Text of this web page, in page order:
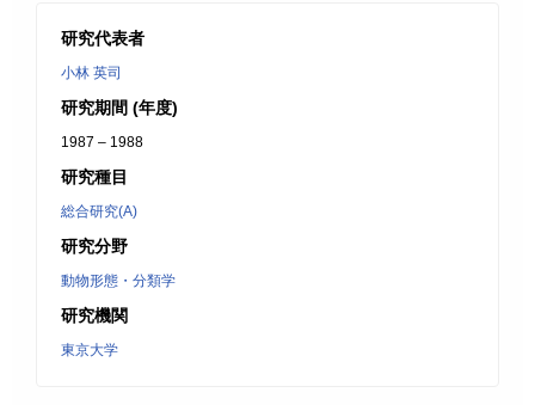
研究代表者
小林 英司
研究期間 (年度)
1987 – 1988
研究種目
総合研究(A)
研究分野
動物形態・分類学
研究機関
東京大学